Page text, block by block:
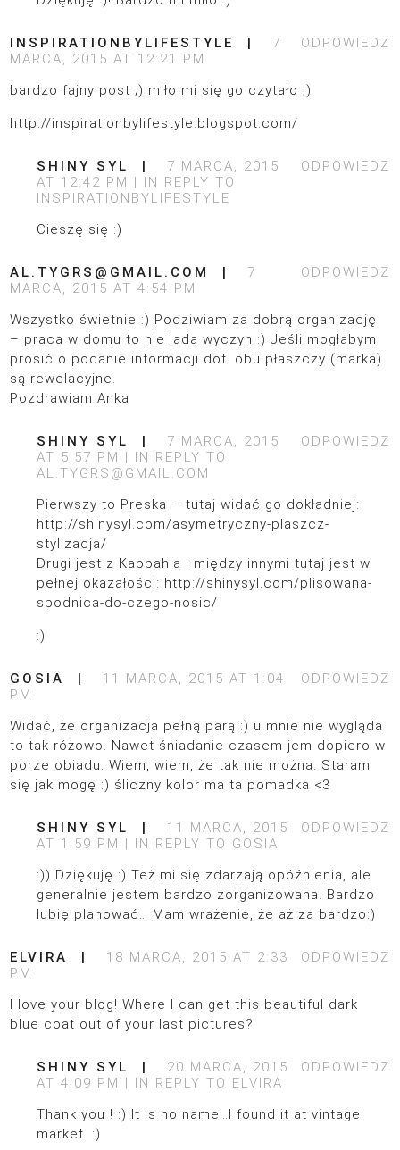
ODPOWIEDZ
INSPIRATIONBYLIFESTYLE
7
MARCA, 2015 AT 12:21 PM
bardzo fajny post ;) miło mi się go czytało ;)
http://inspirationbylifestyle.blogspot.com/
ODPOWIEDZ
SHINY SYL
7 MARCA, 2015
AT 12:42 PM
IN REPLY TO
INSPIRATIONBYLIFESTYLE
Cieszę się :)
ODPOWIEDZ
AL.TYGRS@GMAIL.COM
7
MARCA, 2015 AT 4:54 PM
Wszystko świetnie :) Podziwiam za dobrą organizację
– praca w domu to nie lada wyczyn :) Jeśli mogłabym
prosić o podanie informacji dot. obu płaszczy (marka)
są rewelacyjne.
Pozdrawiam Anka
ODPOWIEDZ
SHINY SYL
7 MARCA, 2015
AT 5:57 PM
IN REPLY TO
AL.TYGRS@GMAIL.COM
Pierwszy to Preska – tutaj widać go dokładniej:
http://shinysyl.com/asymetryczny-plaszcz-
stylizacja/
Drugi jest z Kappahla i między innymi tutaj jest w
pełnej okazałości: http://shinysyl.com/plisowana-
spodnica-do-czego-nosic/
:)
ODPOWIEDZ
GOSIA
11 MARCA, 2015 AT 1:04
PM
Widać, że organizacja pełną parą :) u mnie nie wygląda
to tak różowo. Nawet śniadanie czasem jem dopiero w
porze obiadu. Wiem, wiem, że tak nie można. Staram
się jak mogę :) śliczny kolor ma ta pomadka <3
ODPOWIEDZ
SHINY SYL
11 MARCA, 2015
AT 1:59 PM
IN REPLY TO GOSIA
:)) Dziękuję :) Też mi się zdarzają opóźnienia, ale
generalnie jestem bardzo zorganizowana. Bardzo
lubię planować… Mam wrażenie, że aż za bardzo:)
ODPOWIEDZ
ELVIRA
18 MARCA, 2015 AT 2:33
PM
I love your blog! Where I can get this beautiful dark
blue coat out of your last pictures?
ODPOWIEDZ
SHINY SYL
20 MARCA, 2015
AT 4:09 PM
IN REPLY TO ELVIRA
Thank you ! :) It is no name…I found it at vintage
market. :)